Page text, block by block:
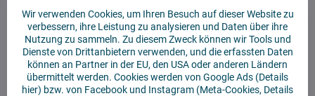
Produzent:Vysajto.sk
✅ Sofort versandfertig
✅ KOSTENLOSE Lieferung ab 55 EUR
✅14 Tage für die Rücksendung der Ware
Wir verwenden Cookies, um Ihren Besuch auf dieser Website zu
verbessern, ihre Leistung zu analysieren und Daten über ihre
Nutzung zu sammeln. Zu diesem Zweck können wir Tools und
Dienste von Drittanbietern verwenden, und die erfassten Daten
können an Partner in der EU, den USA oder anderen Ländern
übermittelt werden. Cookies werden von Google Ads (Details
hier) bzw. von Facebook und Instagram (Meta-Cookies, Details